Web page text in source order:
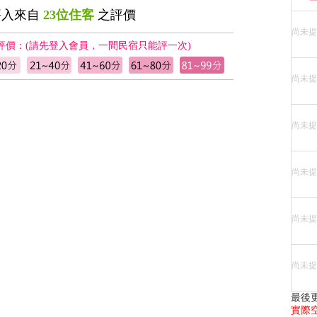
來自 23位住客 之評價
價：(請先登入會員，一間民宿只能評一次)
尚未
尚未
尚未
尚未
尚未
尚未
最後
實際